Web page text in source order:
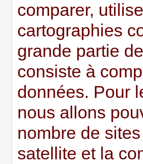
comparer,
cartographies
grande partie
consiste à
données. Pour
nous allons
nombre de
satellite et la